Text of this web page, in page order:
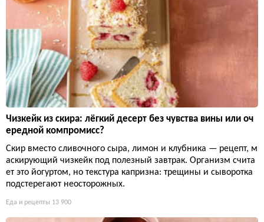
Чизкейк из скира: лёгкий десерт без чувства вины или оч
ередной компромисс?
Скир вместо сливочного сыра, лимон и клубника — рецепт, м
аскирующий чизкейк под полезный завтрак. Организм счита
ет это йогуртом, но текстура капризна: трещины и сыворотка
подстерегают неосторожных.
Еда и рецепты 13 900